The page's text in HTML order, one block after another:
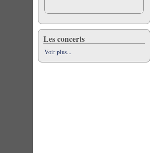
Les concerts
Voir plus...